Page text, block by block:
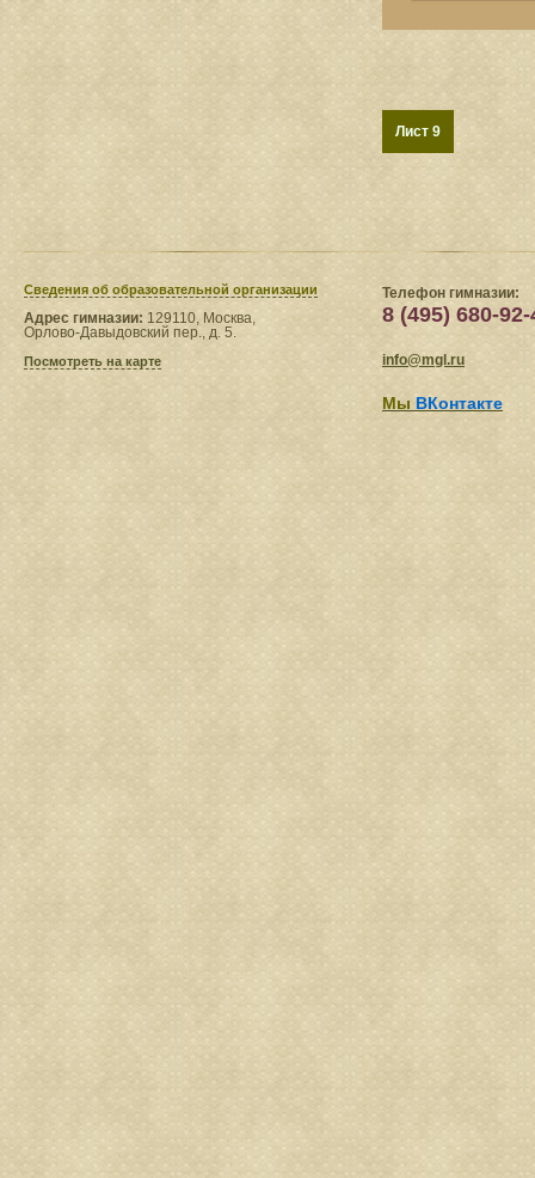
Лист 9
Сведения​ об образовательной организации
Адрес гимназии: 129110, Москва,
Орлово-Давыдовский пер., д. 5.
Посмотреть на карте
Телефон гимназии:
8 (495) 680-92-
info@mgl.ru
Мы ВКонтакте